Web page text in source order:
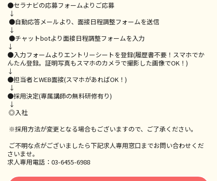
●セラナビの応募フォームよりご応募
↓
●自動応答メールより、面接日程調整フォームを送信
↓
●チャットbotより面接日程調整フォームを入力
↓
●入力フォームよりエントリーシートを登録(履歴書不要！スマホでか
んたん登録。証明写真もスマホのカメラで撮影した画像でOK！)
↓
●担当者とWEB面接(スマホがあればOK！)
↓
●採用決定(専属講師の無料研修有り)
↓
◎入社
※採用方法が変更となる場合もございますので、ご了承ください。
ご不明な点がございましたら下記求人専用窓口までお問い合わせくだ
さいませ。
求人専用電話：03-6455-6988